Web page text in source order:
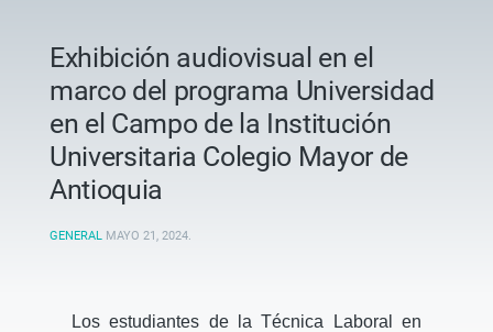
Exhibición audiovisual en el
marco del programa Universidad
en el Campo de la Institución
Universitaria Colegio Mayor de
Antioquia
GENERAL MAYO 21, 2024.
Los estudiantes de la Técnica Laboral en